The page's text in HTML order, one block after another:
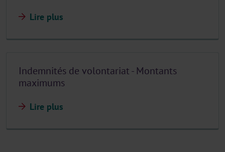
Lire plus
Indemnités de volontariat - Montants
maximums
Lire plus